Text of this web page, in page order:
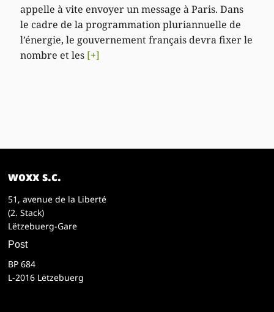
appelle à vite envoyer un message à Paris. Dans
le cadre de la programmation pluriannuelle de
l’énergie, le gouvernement français devra fixer le
nombre et les [+]
woxx s.c.
51, avenue de la Liberté
(2. Stack)
Lëtzebuerg-Gare
Post
BP 684
L-2016 Lëtzebuerg